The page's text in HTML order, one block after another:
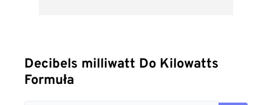
Decibels milliwatt Do Kilowatts
Formuła